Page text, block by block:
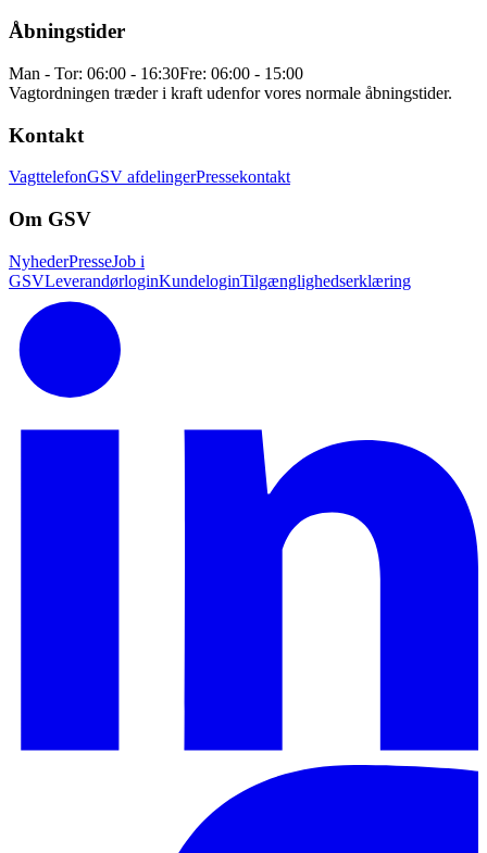
Åbningstider
Man - Tor: 06:00 - 16:30Fre: 06:00 - 15:00
Vagtordningen træder i kraft udenfor vores normale åbningstider.
Kontakt
VagttelefonGSV afdelingerPressekontakt
Om GSV
NyhederPresseJob i
GSVLeverandørloginKundeloginTilgænglighedserklæring